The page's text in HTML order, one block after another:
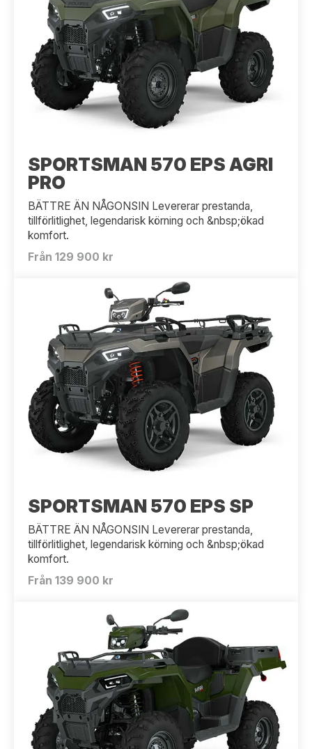
SPORTSMAN 570 EPS AGRI
PRO
BÄTTRE ÄN NÅGONSIN Levererar prestanda,
tillförlitlighet, legendarisk körning och &nbsp;ökad
komfort.
Från 129 900 kr
SPORTSMAN 570 EPS SP
BÄTTRE ÄN NÅGONSIN Levererar prestanda,
tillförlitlighet, legendarisk körning och &nbsp;ökad
komfort.
Från 139 900 kr